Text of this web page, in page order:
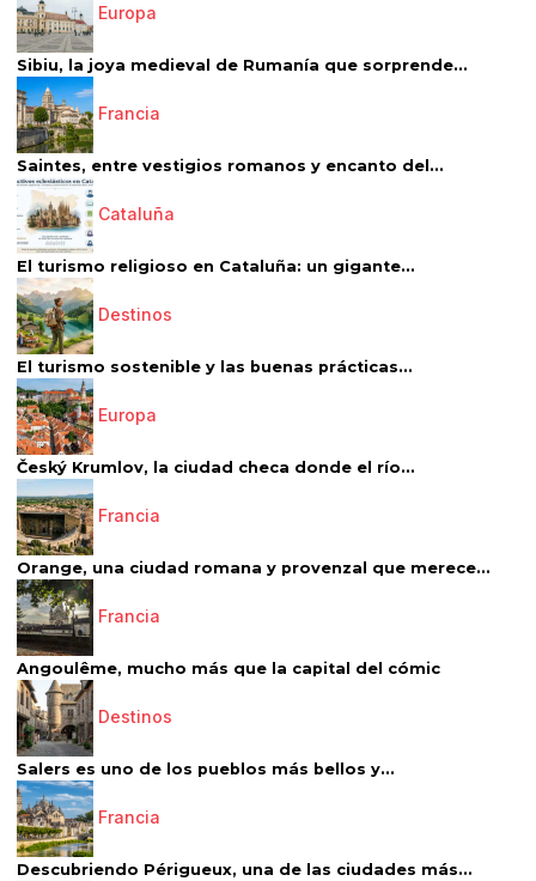
Europa
Sibiu, la joya medieval de Rumanía que sorprende...
Francia
Saintes, entre vestigios romanos y encanto del...
Cataluña
El turismo religioso en Cataluña: un gigante...
Destinos
El turismo sostenible y las buenas prácticas...
Europa
Český Krumlov, la ciudad checa donde el río...
Francia
Orange, una ciudad romana y provenzal que merece...
Francia
Angoulême, mucho más que la capital del cómic
Destinos
Salers es uno de los pueblos más bellos y...
Francia
Descubriendo Périgueux, una de las ciudades más...